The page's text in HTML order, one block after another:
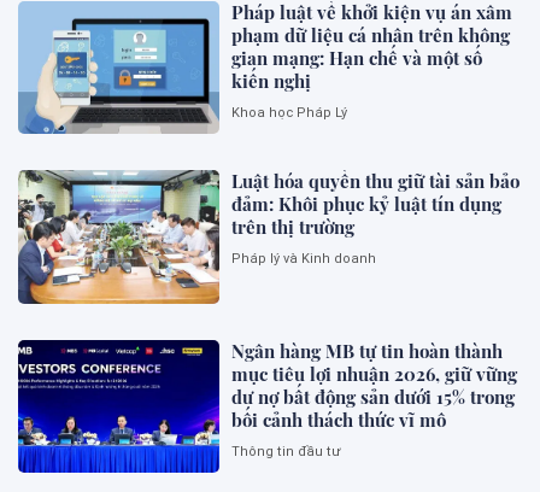
Pháp luật về khởi kiện vụ án xâm
phạm dữ liệu cá nhân trên không
gian mạng: Hạn chế và một số
kiến nghị
Khoa học Pháp Lý
Luật hóa quyền thu giữ tài sản bảo
đảm: Khôi phục kỷ luật tín dụng
trên thị trường
Pháp lý và Kinh doanh
Ngân hàng MB tự tin hoàn thành
mục tiêu lợi nhuận 2026, giữ vững
dư nợ bất động sản dưới 15% trong
bối cảnh thách thức vĩ mô
Thông tin đầu tư